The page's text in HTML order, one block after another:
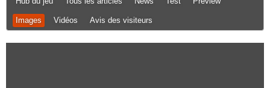
Images Vidéos Avis des visiteurs